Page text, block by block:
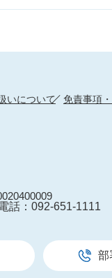
いについて 免責事項
話：092-651-1111
部